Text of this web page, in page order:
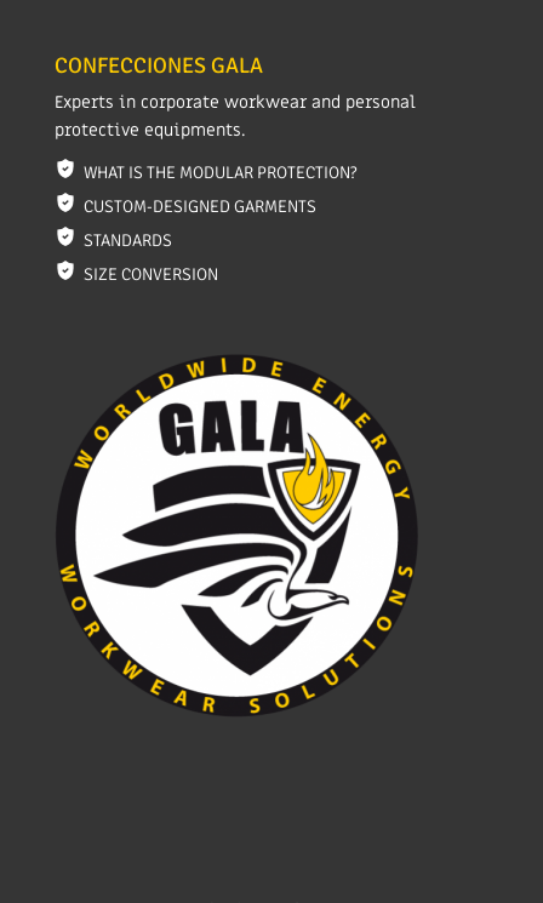
CONFECCIONES GALA
Experts in corporate workwear and personal
protective equipments.
WHAT IS THE MODULAR PROTECTION?
CUSTOM-DESIGNED GARMENTS
STANDARDS
SIZE CONVERSION